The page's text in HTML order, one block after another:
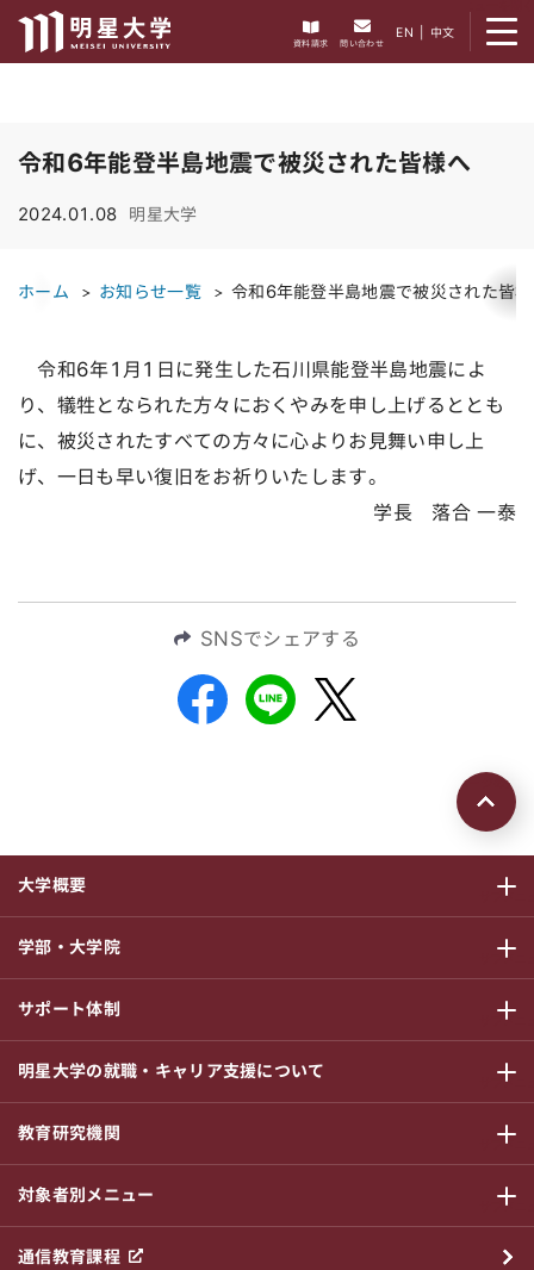
資料請求 問い合わせ
EN 中文
令和6年能登半島地震で被災された皆様へ
2024.01.08 明星大学
ホーム お知らせ一覧 令和6年能登半島地震で被災された皆
令和6年1月1日に発生した石川県能登半島地震によ
り、犠牲となられた方々におくやみを申し上げるととも
に、被災されたすべての方々に心よりお見舞い申し上
げ、一日も早い復旧をお祈りいたします。
学長 落合 一泰
SNSでシェアする
ページの先頭
大学概要
サブメニ
学部・大学院
サブメニ
サポート体制
サブメニ
明星大学の就職・キャリア支援について
サブメニ
教育研究機関
サブメニ
対象者別メニュー
サブメニ
通信教育課程